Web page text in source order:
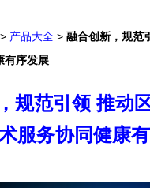
> 产品大全 > 融合创新，规范
有序发展
规范引领 推动
服务协同健康